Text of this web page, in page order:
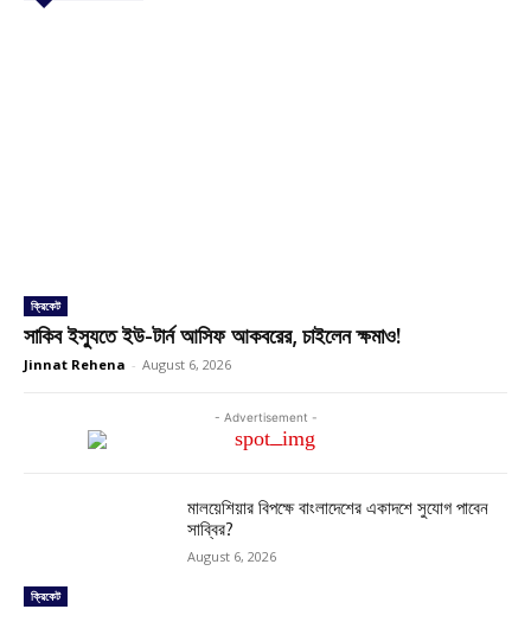
ক্রিকেট
সাকিব ইস্যুতে ইউ-টার্ন আসিফ আকবরের, চাইলেন ক্ষমাও!
Jinnat Rehena - August 6, 2026
- Advertisement -
ক্রিকেট
মালয়েশিয়ার বিপক্ষে বাংলাদেশের একাদশে সুযোগ পাবেন
সাব্বির?
August 6, 2026